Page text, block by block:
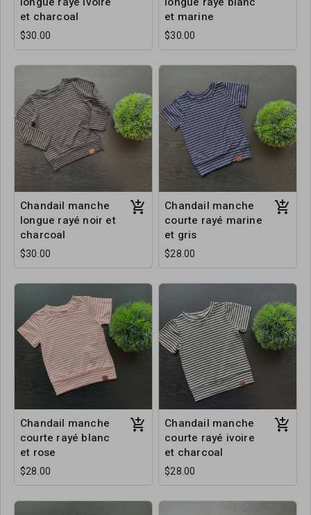
et charcoal
$30.00
et marine
$30.00
Chandail manche
longue rayé noir et
charcoal
$30.00
Chandail manche
courte rayé marine
et gris
$28.00
Chandail manche
courte rayé blanc
et rose
$28.00
Chandail manche
courte rayé ivoire
et charcoal
$28.00